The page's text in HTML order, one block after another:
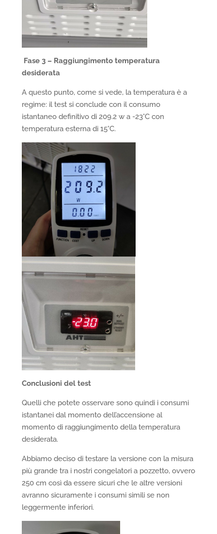
Fase 3 – Raggiungimento temperatura
desiderata
A questo punto, come si vede, la temperatura è a
regime: il test si conclude con il consumo
istantaneo definitivo di 209.2 w a -23°C con
temperatura esterna di 15°C.
Conclusioni del test
Quelli che potete osservare sono quindi i consumi
istantanei dal momento dell’accensione al
momento di raggiungimento della temperatura
desiderata.
Abbiamo deciso di testare la versione con la misura
più grande tra i nostri congelatori a pozzetto, ovvero
250 cm così da essere sicuri che le altre versioni
avranno sicuramente i consumi simili se non
leggermente inferiori.